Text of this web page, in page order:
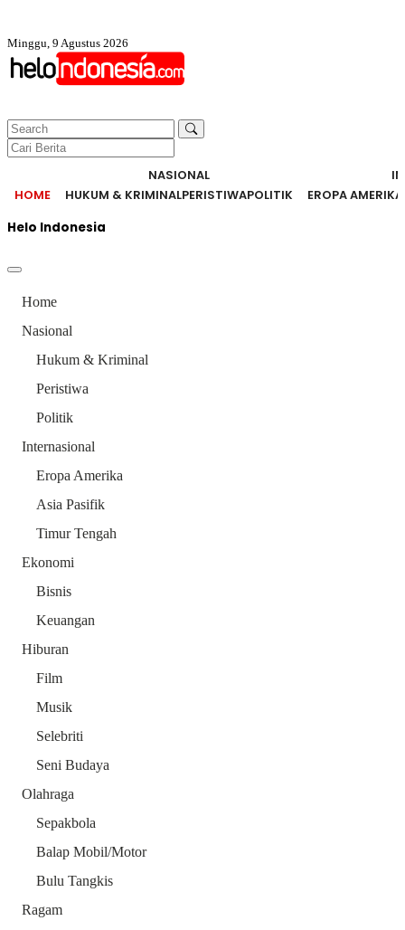
Minggu, 9 Agustus 2026
HOME
NASIONAL
HUKUM & KRIMINALPERISTIWAPOLITIK
EROPA AMERIKA
Helo Indonesia
Home
Nasional
Hukum & Kriminal
Peristiwa
Politik
Internasional
Eropa Amerika
Asia Pasifik
Timur Tengah
Ekonomi
Bisnis
Keuangan
Hiburan
Film
Musik
Selebriti
Seni Budaya
Olahraga
Sepakbola
Balap Mobil/Motor
Bulu Tangkis
Ragam